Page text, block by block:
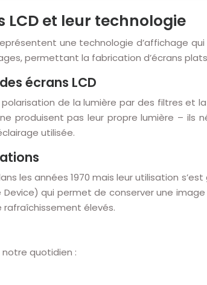
et leur technologie
une technologie d’affichage
permettant la fabrication d’écrans
écrans LCD
de la lumière par des filtres et
produisent pas leur propre lumière –
utilisée.
les années 1970 mais leur utilisation
qui permet de conserver une
rafraîchissement élevés.
notre quotidien :